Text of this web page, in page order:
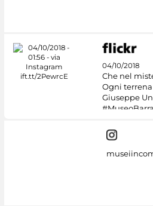
04/10/2018
Che nel
Ogni terrena
Giuseppe